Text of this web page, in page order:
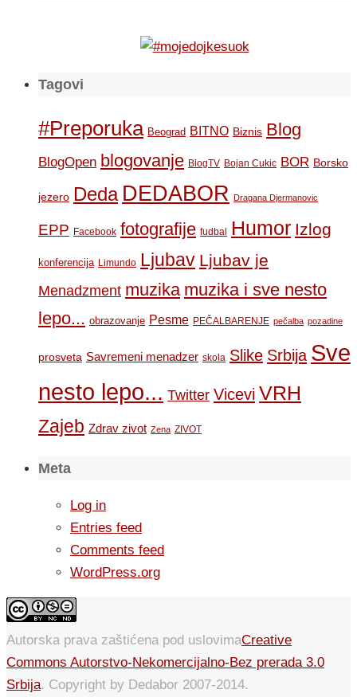
Tagovi
#Preporuka Beograd BITNO Biznis Blog
BlogOpen blogovanje BlogTV Bojan Cukic BOR Borsko
jezero Deda DEDABOR Dragana Djermanovic
EPP Facebook fotografije fudbal Humor Izlog
konferencija Limundo Ljubav Ljubav je
Menadzment muzika muzika i sve nesto
lepo... obrazovanje Pesme PEČALBARENJE pečalba pozadine
prosveta Savremeni menadzer skola Slike Srbija Sve
nesto lepo... Twitter Vicevi VRH
Zajeb Zdrav zivot Zena ZIVOT
Meta
Log in
Entries feed
Comments feed
WordPress.org
Autorska prava zaštićena pod uslovimaCreative
Commons Autorstvo-Nekomercijalno-Bez prerada 3.0
Srbija. Copyright by Dedabor 2007-2014.